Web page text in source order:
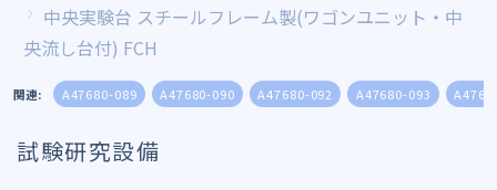
中央実験台 スチールフレーム製(ワゴンユニット・中
央流し台付) FCH
関連: A47680-089 A47680-090 A47680-092 A47680-093
試験研究設備